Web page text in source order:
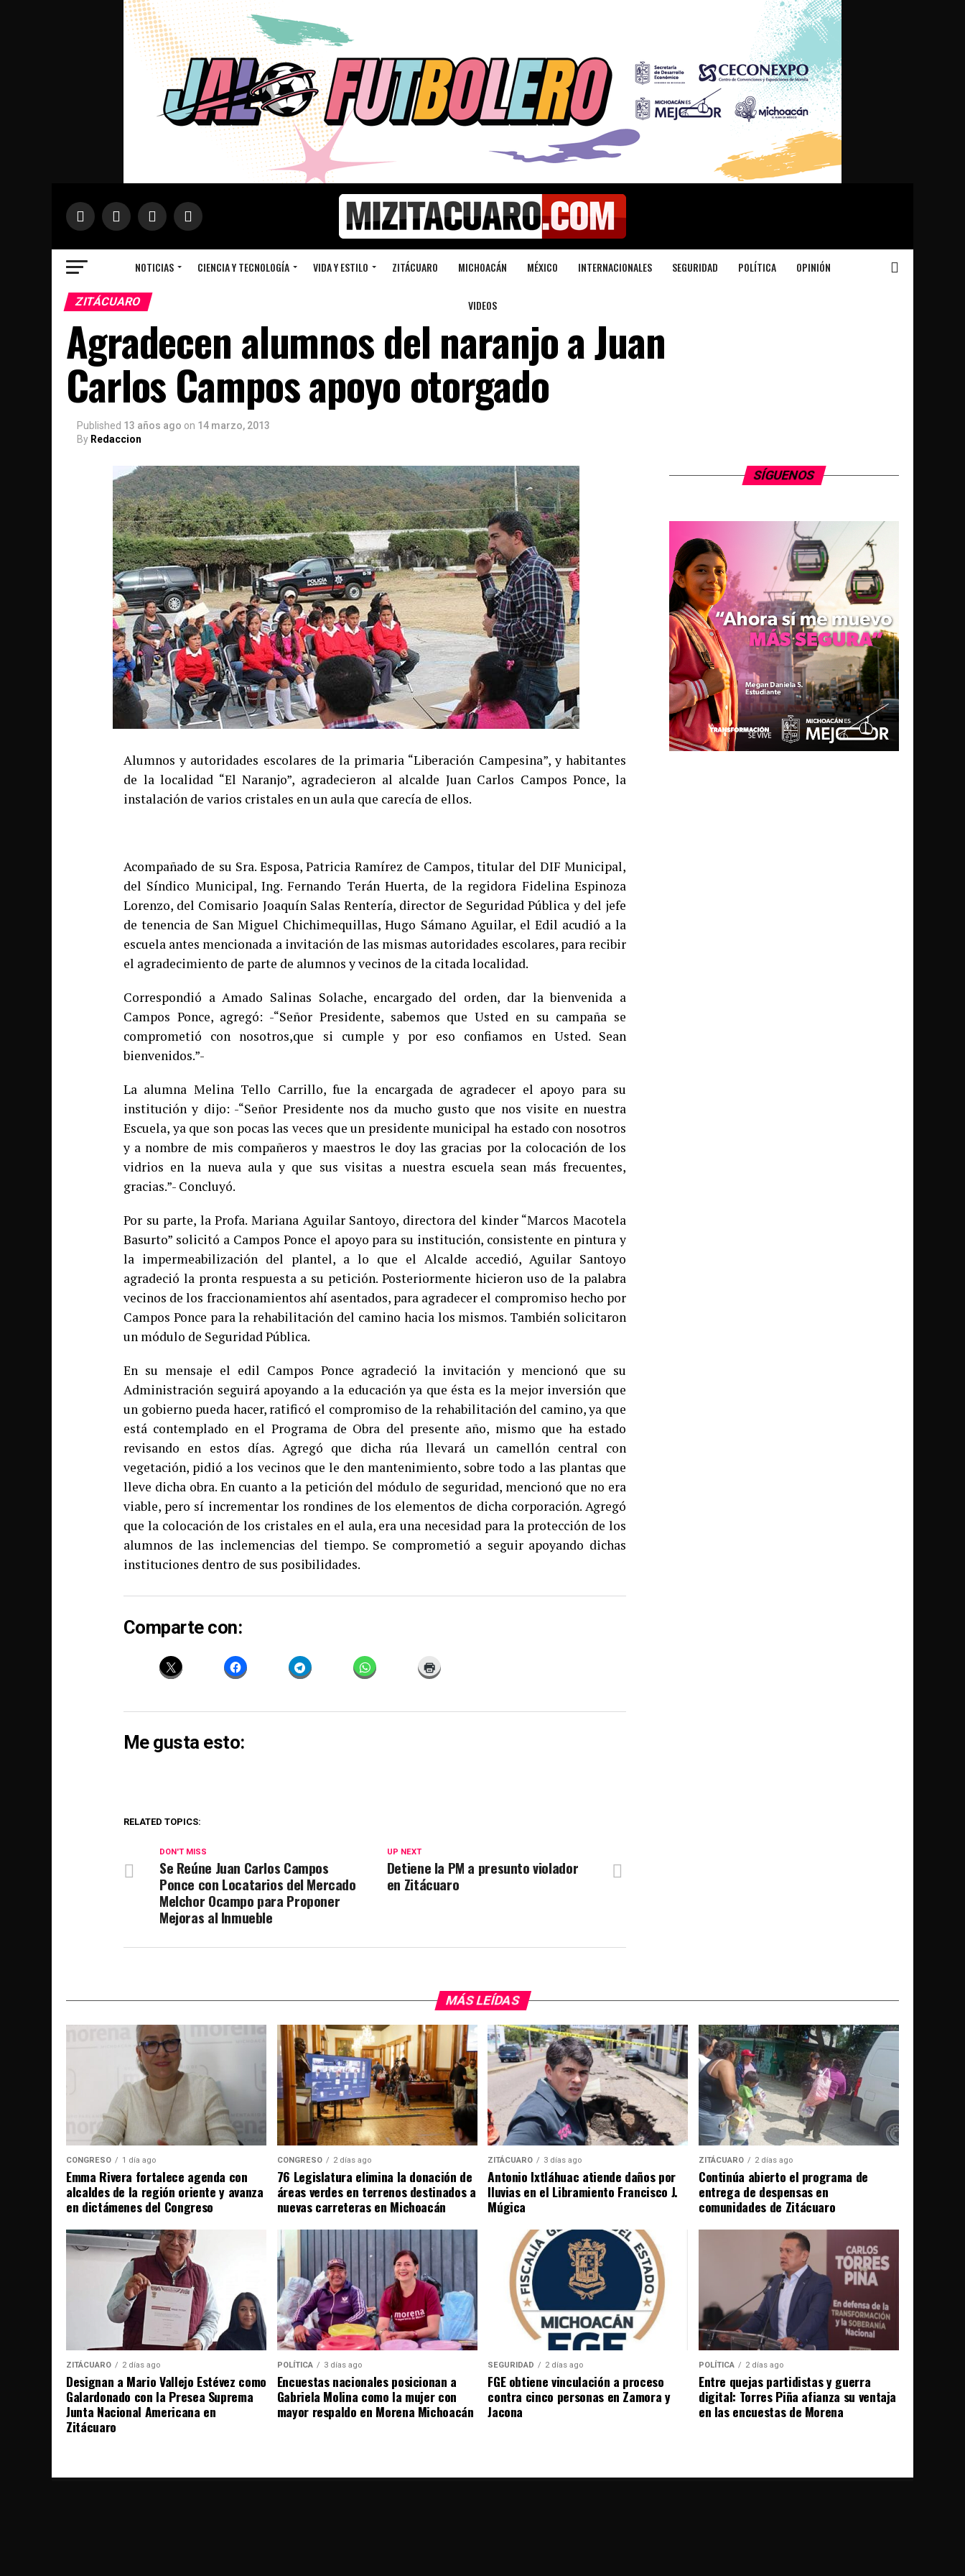
NOTICIAS CIENCIA Y TECNOLOGÍA VIDA Y ESTILO ZITÁCUARO MICHOACÁN MÉXICO INTERNACIONALES SEGURIDAD POLÍTICA OPINIÓN
VIDEOS
ZITÁCUARO
Agradecen alumnos del naranjo a Juan
Carlos Campos apoyo otorgado
Published 13 años ago on 14 marzo, 2013
By Redaccion
Alumnos y autoridades escolares de la primaria “Liberación Campesina”, y habitantes
de la localidad “El Naranjo”, agradecieron al alcalde Juan Carlos Campos Ponce, la
instalación de varios cristales en un aula que carecía de ellos.
Acompañado de su Sra. Esposa, Patricia Ramírez de Campos, titular del DIF Municipal,
del Síndico Municipal, Ing. Fernando Terán Huerta, de la regidora Fidelina Espinoza
Lorenzo, del Comisario Joaquín Salas Rentería, director de Seguridad Pública y del jefe
de tenencia de San Miguel Chichimequillas, Hugo Sámano Aguilar, el Edil acudió a la
escuela antes mencionada a invitación de las mismas autoridades escolares, para recibir
el agradecimiento de parte de alumnos y vecinos de la citada localidad.
Correspondió a Amado Salinas Solache, encargado del orden, dar la bienvenida a
Campos Ponce, agregó: -“Señor Presidente, sabemos que Usted en su campaña se
comprometió con nosotros,que si cumple y por eso confiamos en Usted. Sean
bienvenidos.”-
La alumna Melina Tello Carrillo, fue la encargada de agradecer el apoyo para su
institución y dijo: -“Señor Presidente nos da mucho gusto que nos visite en nuestra
Escuela, ya que son pocas las veces que un presidente municipal ha estado con nosotros
y a nombre de mis compañeros y maestros le doy las gracias por la colocación de los
vidrios en la nueva aula y que sus visitas a nuestra escuela sean más frecuentes,
gracias.”- Concluyó.
Por su parte, la Profa. Mariana Aguilar Santoyo, directora del kinder “Marcos Macotela
Basurto” solicitó a Campos Ponce el apoyo para su institución, consistente en pintura y
la impermeabilización del plantel, a lo que el Alcalde accedió, Aguilar Santoyo
agradeció la pronta respuesta a su petición. Posteriormente hicieron uso de la palabra
vecinos de los fraccionamientos ahí asentados, para agradecer el compromiso hecho por
Campos Ponce para la rehabilitación del camino hacia los mismos. También solicitaron
un módulo de Seguridad Pública.
En su mensaje el edil Campos Ponce agradeció la invitación y mencionó que su
Administración seguirá apoyando a la educación ya que ésta es la mejor inversión que
un gobierno pueda hacer, ratificó el compromiso de la rehabilitación del camino, ya que
está contemplado en el Programa de Obra del presente año, mismo que ha estado
revisando en estos días. Agregó que dicha rúa llevará un camellón central con
vegetación, pidió a los vecinos que le den mantenimiento, sobre todo a las plantas que
lleve dicha obra. En cuanto a la petición del módulo de seguridad, mencionó que no era
viable, pero sí incrementar los rondines de los elementos de dicha corporación. Agregó
que la colocación de los cristales en el aula, era una necesidad para la protección de los
alumnos de las inclemencias del tiempo. Se comprometió a seguir apoyando dichas
instituciones dentro de sus posibilidades.
Comparte con:
Me gusta esto:
RELATED TOPICS:
UP NEXT
Detiene la PM a presunto violador
en Zitácuaro
DON'T MISS
Se Reúne Juan Carlos Campos
Ponce con Locatarios del Mercado
Melchor Ocampo para Proponer
Mejoras al Inmueble
SÍGUENOS
MÁS LEÍDAS
CONGRESO 1 día ago
Emma Rivera fortalece agenda con
alcaldes de la región oriente y avanza
en dictámenes del Congreso
CONGRESO 2 días ago
76 Legislatura elimina la donación de
áreas verdes en terrenos destinados a
nuevas carreteras en Michoacán
ZITÁCUARO 3 días ago
Antonio Ixtláhuac atiende daños por
lluvias en el Libramiento Francisco J.
Múgica
ZITÁCUARO 2 días ago
Continúa abierto el programa de
entrega de despensas en
comunidades de Zitácuaro
ZITÁCUARO 2 días ago
Designan a Mario Vallejo Estévez como
Galardonado con la Presea Suprema
Junta Nacional Americana en
Zitácuaro
POLÍTICA 3 días ago
Encuestas nacionales posicionan a
Gabriela Molina como la mujer con
mayor respaldo en Morena Michoacán
SEGURIDAD 2 días ago
FGE obtiene vinculación a proceso
contra cinco personas en Zamora y
Jacona
POLÍTICA 2 días ago
Entre quejas partidistas y guerra
digital: Torres Piña afianza su ventaja
en las encuestas de Morena